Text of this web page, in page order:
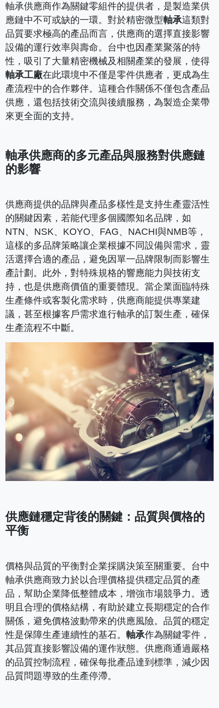
軸承供應商作為關鍵零組件的提供者，是製造業供
應鏈中不可或缺的一環。對於精密微型軸承這類對
品質要求極高的產品而言，供應商的選擇直接影響
設備的運行效率與壽命。台中也因產業聚落的特
性，吸引了大量精密機械及相關產業的發展，使得
軸承工廠在此環境中不僅是零件供應者，更成為生
產流程中的合作夥伴。這種合作關係不僅包含產品
供應，還包括技術交流與後續服務，為製造企業帶
來更全面的支持。
軸承供應商的多元產品與服務對供應鏈
的影響
供應商提供的品牌與產品多樣性是支持生產靈活性
的關鍵因素，若能代理多個國際知名品牌，如
NTN、NSK、KOYO、FAG、NACHI與NMB等，
這樣的多品牌策略讓企業根據不同設備與需求，靈
活選擇合適的產品，避免因單一品牌限制而影響生
產計劃。此外，對特殊規格的響應能力與技術支
持，也是供應商價值的重要體現。當企業面臨特殊
生產條件或客製化需求時，供應商能提供專業建
議，甚至根據客戶需求進行軸承的訂製生產，確保
生產流程不中斷。
供應鏈穩定背後的關鍵：品質與價格的
平衡
價格與品質的平衡對企業採購決策至關重要。台中
軸承供應商致力於以合理價格提供穩定品質的產
品，幫助企業降低整體成本，增強市場競爭力。透
明且合理的價格結構，有助於建立長期穩定的合作
關係，避免價格波動帶來的供應風險。品質的穩定
性是保障生產連續性的基石。軸承作為關鍵零件，
其品質直接影響設備的運作狀態。供應商通過嚴格
的品質控制流程，確保每批產品達到標準，減少因
品質問題導致的生產停滯。